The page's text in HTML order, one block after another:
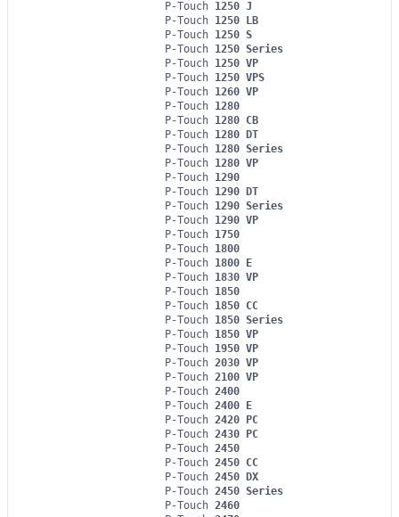
P-Touch 1250 J
P-Touch 1250 LB
P-Touch 1250 S
P-Touch 1250 Series
P-Touch 1250 VP
P-Touch 1250 VPS
P-Touch 1260 VP
P-Touch 1280
P-Touch 1280 CB
P-Touch 1280 DT
P-Touch 1280 Series
P-Touch 1280 VP
P-Touch 1290
P-Touch 1290 DT
P-Touch 1290 Series
P-Touch 1290 VP
P-Touch 1750
P-Touch 1800
P-Touch 1800 E
P-Touch 1830 VP
P-Touch 1850
P-Touch 1850 CC
P-Touch 1850 Series
P-Touch 1850 VP
P-Touch 1950 VP
P-Touch 2030 VP
P-Touch 2100 VP
P-Touch 2400
P-Touch 2400 E
P-Touch 2420 PC
P-Touch 2430 PC
P-Touch 2450
P-Touch 2450 CC
P-Touch 2450 DX
P-Touch 2450 Series
P-Touch 2460